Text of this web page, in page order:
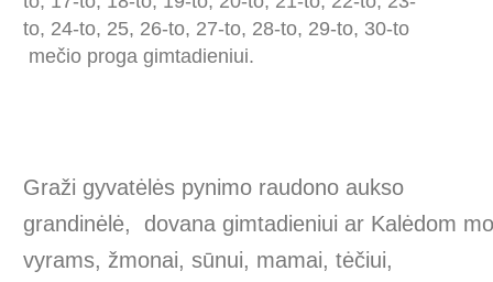
to, 24-to, 25, 26-to, 27-to, 28-to, 29-to, 30-to
mečio proga gimtadieniui.
Graži gyvatėlės pynimo raudono aukso
grandinėlė, dovana gimtadieniui ar Kalėdom
vyrams, žmonai, sūnui, mamai, tėčiui,